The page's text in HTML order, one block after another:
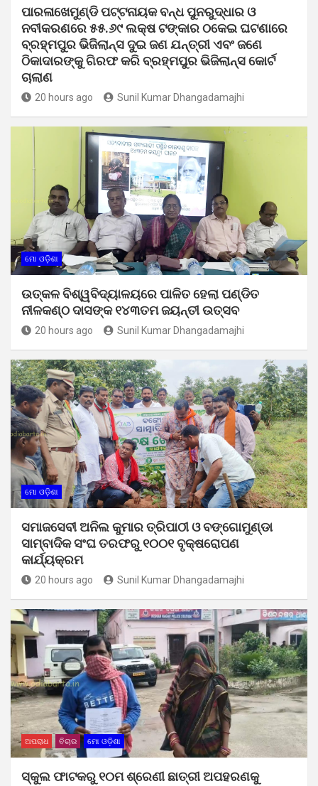
ପାରଳାଖେମୁଣ୍ଡି ପଟ୍ଟନାୟକ ବନ୍ଧ ପୁନରୁଦ୍ଧାର ଓ
ନବୀକରଣରେ ୫୫.୬୯ ଲକ୍ଷ ଟଙ୍କାର ଠକେଇ ଘଟଣାରେ
ବ୍ରହ୍ମପୁର ଭିଜିଲାନ୍ସ ଦୁଇ ଜଣ ଯନ୍ତ୍ରୀ ଏବଂ ଜଣେ
ଠିକାଦାରଙ୍କୁ ଗିରଫ କରି ବ୍ରହ୍ମପୁର ଭିଜିଲାନ୍ସ କୋର୍ଟ
ଚାଲାଣ
20 hours ago Sunil Kumar Dhangadamajhi
ମୋ ଓଡ଼ିଶା
ଉତ୍କଳ ବିଶ୍ୱବିଦ୍ୟାଳୟରେ ପାଳିତ ହେଲା ପଣ୍ଡିତ
ନୀଳକଣ୍ଠ ଦାସଙ୍କ ୧୪୩ତମ ଜୟନ୍ତୀ ଉତ୍ସବ
20 hours ago Sunil Kumar Dhangadamajhi
ମୋ ଓଡ଼ିଶା
ସମାଜସେବୀ ଅନିଲ କୁମାର ତ୍ରିପାଠୀ ଓ ବଙ୍ଗୋମୁଣ୍ଡା
ସାମ୍ବାଦିକ ସଂଘ ତରଫରୁ ୧୦୦୧ ବୃକ୍ଷରୋପଣ
କାର୍ଯ୍ୟକ୍ରମ
20 hours ago Sunil Kumar Dhangadamajhi
ଅପରାଧ ବିଚାର ମୋ ଓଡ଼ିଶା
ସ୍କୁଲ ଫାଟକରୁ ୧୦ମ ଶ୍ରେଣୀ ଛାତ୍ରୀ ଅପହରଣକୁ